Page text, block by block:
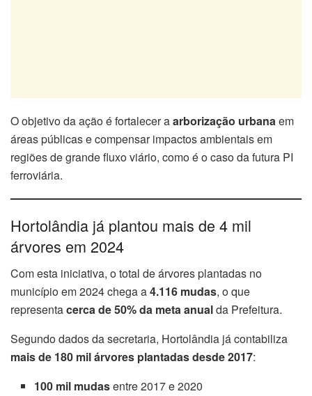
O objetivo da ação é fortalecer aarborização urbanaem
áreas públicas e compensar impactos ambientais em
regiões de grande fluxo viário, como é o caso da futura PI
ferroviária.
Hortolândia já plantou mais de 4 mil
árvores em 2024
Com esta iniciativa, o total de árvores plantadas no
município em 2024 chega a4.116 mudas, o que
representacerca de 50% da meta anualda Prefeitura.
Segundo dados da secretaria, Hortolândia já contabiliza
mais de 180 mil árvores plantadas desde 2017:
100 mil mudasentre 2017 e 2020